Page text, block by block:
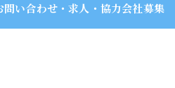
問い合わせ・求人・協力会社募集